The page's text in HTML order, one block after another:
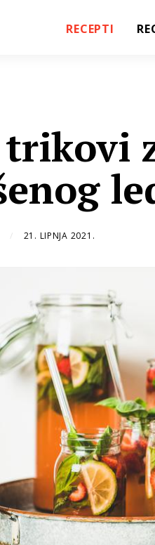
RECEPTI
21. LIPNJA 2021.